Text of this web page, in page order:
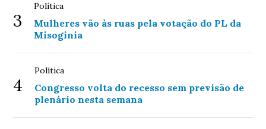
3
Política
Mulheres vão às ruas pela votação do PL da
Misoginia
4
Política
Congresso volta do recesso sem previsão de
plenário nesta semana